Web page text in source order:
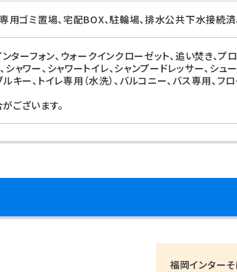
専用ゴミ置場、宅配BOX、駐輪場、排水公共下水接続
ターフォン、ウォークインクローゼット、追い焚き、プ
ャワー、シャワートイレ、シャンプードレッサー、シ
キー、トイレ専用（水洗）、バルコニー、バス専用、
ございます。
福岡インター